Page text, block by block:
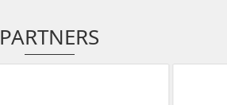
PARTNERS